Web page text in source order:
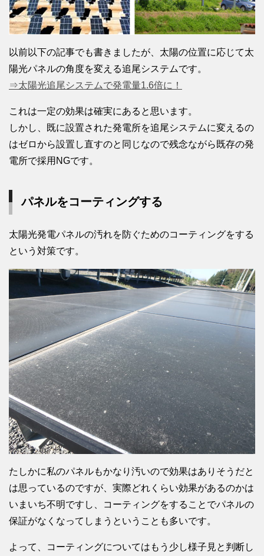
以前以下の記事でも書きましたが、太陽の位置に応じて太
陽光パネルの角度を変える追尾システムです。
⇒太陽光追尾システムで発電量1.6倍に！
これは一定の効果は確実にあると思います。
しかし、既に設置された発電所を追尾システムに変えるの
はゼロから設置し直すのと同じなので残念ながら既存の発
電所で採用NGです。
パネルをコーティングする
太陽光発電パネルの汚れを防ぐためのコーティングをする
という対策です。
たしかに私のパネルもかなり汚いので効果はありそうだと
は思っているのですが、実際どれくらい効果があるのかは
いまいち不明ですし、コーティングをすることでパネルの
保証がなくなってしまうということも多いです。
よって、コーティングについてはもう少し様子見と判断し